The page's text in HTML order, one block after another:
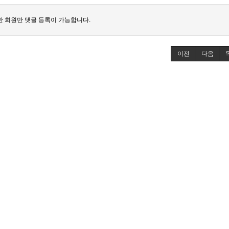
회원만 댓글 등록이 가능합니다.
이전 다음